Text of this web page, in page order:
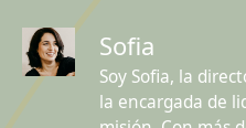
Sofia
Soy Sofia, la
la encargada de